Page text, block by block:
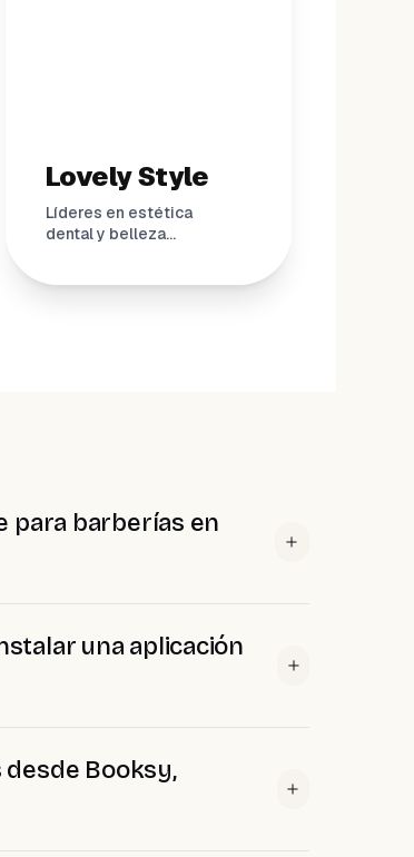
Lovely Style
Líderes en estética
dental y belleza
para barberías en
una aplicación
desde Booksy,